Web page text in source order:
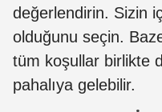
değerlendirin. Sizin
olduğunu seçin.
tüm koşullar birlikte
pahalıya gelebilir.